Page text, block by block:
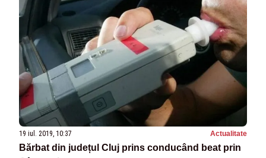
19 iul. 2019, 10:37 Actualitate
Bărbat din județul Cluj prins conducând beat prin